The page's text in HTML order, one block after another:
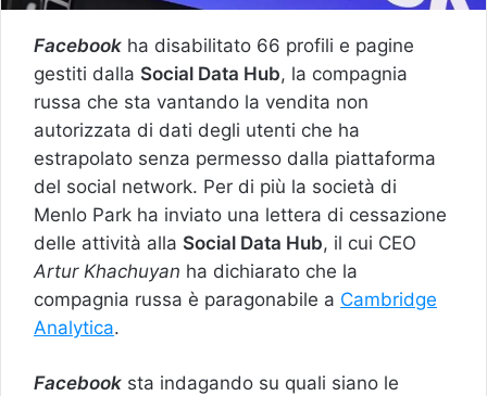
Facebook ha disabilitato 66 profili e pagine
gestiti dalla Social Data Hub, la compagnia
russa che sta vantando la vendita non
autorizzata di dati degli utenti che ha
estrapolato senza permesso dalla piattaforma
del social network. Per di più la società di
Menlo Park ha inviato una lettera di cessazione
delle attività alla Social Data Hub, il cui CEO
Artur Khachuyan ha dichiarato che la
compagnia russa è paragonabile a Cambridge
Analytica.
Facebook sta indagando su quali siano le